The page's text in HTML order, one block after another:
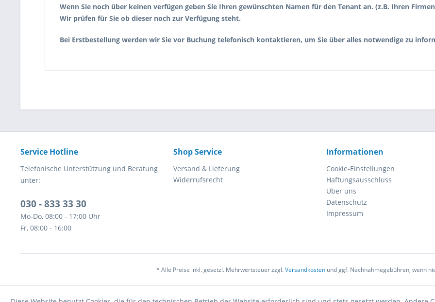
Wenn Sie noch über keinen verfügen geben Sie Ihren gewünschten Namen für den Tenant an. (z.B. Ihren
Wir prüfen für Sie ob dieser noch zur Verfügung steht.
Bei Erstbestellung werden wir Sie vor Buchung telefonisch kontaktieren, um Sie über alles notwendige zu
Service Hotline
Telefonische Unterstützung und Beratung
unter:
030 - 833 33 30
Mo-Do, 08:00 - 17:00 Uhr
Fr, 08:00 - 16:00
Shop Service
Versand & Lieferung
Widerrufsrecht
Informationen
Cookie-Einstellungen
Haftungsausschluss
Über uns
Datenschutz
Impressum
* Alle Preise inkl. gesetzl. Mehrwertsteuer zzgl.Versandkostenund ggf. Nachnahmegebühren, wenn